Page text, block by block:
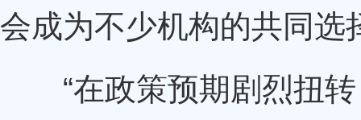
会成为不少机构的共同选
“在政策预期剧烈扭转